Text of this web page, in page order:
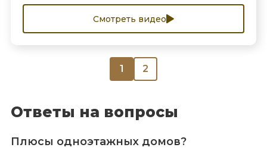
Смотреть видео
1 2
Ответы на вопросы
Плюсы одноэтажных домов?